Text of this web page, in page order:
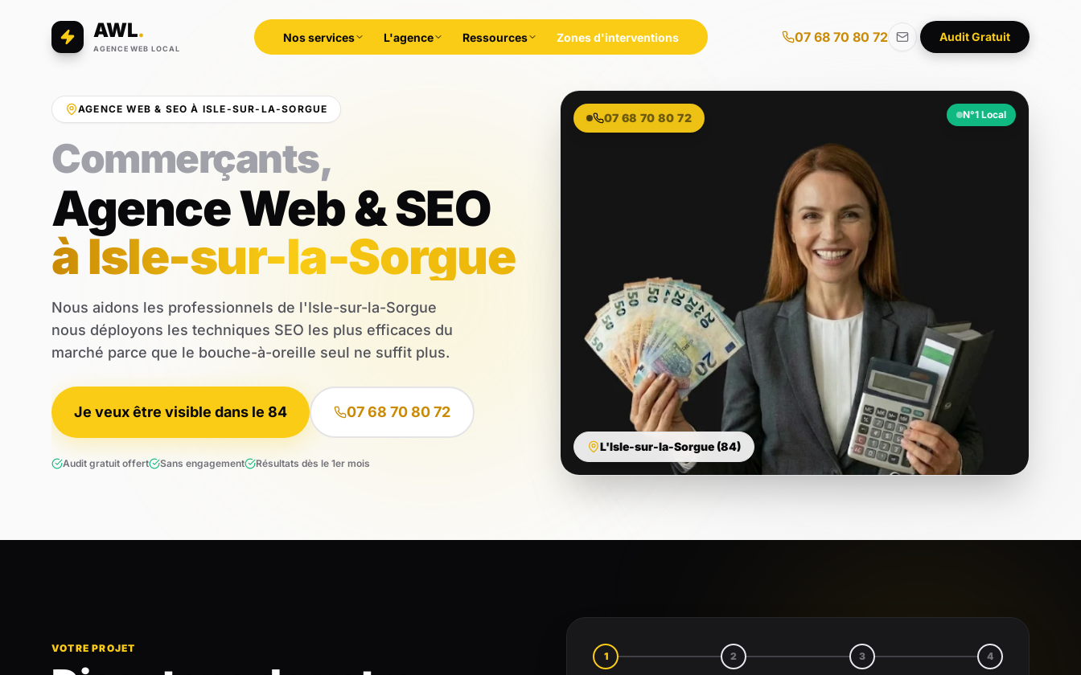
AWL.
AGENCE WEB LOCAL
Nos services L'agence Ressources Zones d'interventions 07 68 70 80 72 Audit Gratuit
AGENCE WEB & SEO À ISLE-SUR-LA-SORGUE
Professions libérales,
Agence Web & SEO
à Isle-sur-la-Sorgue
Nous aidons les professionnels de l'Isle-sur-la-Sorgue
nous déployons les techniques SEO les plus efficaces du
marché parce que le bouche-à-oreille seul ne suffit plus.
Je veux être visible dans le 84 07 68 70 80 72
Audit gratuit offert Sans engagement Résultats dès le 1er mois
07 68 70 80 72
L'Isle-sur-la-Sorgue (84)
N°1 Local
VOTRE PROJET
1 2 3 4